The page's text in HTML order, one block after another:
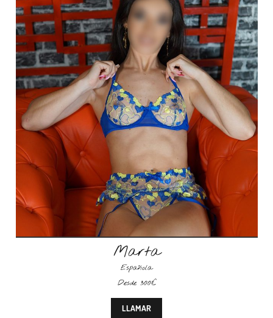
Marta
Española
Desde 300€
LLAMAR